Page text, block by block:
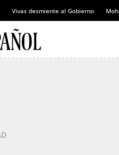
Vivas desmiente al Gobierno